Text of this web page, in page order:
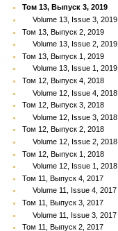
Том 13, Выпуск 3, 2019
Volume 13, Issue 3, 2019
Том 13, Выпуск 2, 2019
Volume 13, Issue 2, 2019
Том 13, Выпуск 1, 2019
Volume 13, Issue 1, 2019
Том 12, Выпуск 4, 2018
Volume 12, Issue 4, 2018
Том 12, Выпуск 3, 2018
Volume 12, Issue 3, 2018
Том 12, Выпуск 2, 2018
Volume 12, Issue 2, 2018
Том 12, Выпуск 1, 2018
Volume 12, Issue 1, 2018
Том 11, Выпуск 4, 2017
Volume 11, Issue 4, 2017
Том 11, Выпуск 3, 2017
Volume 11, Issue 3, 2017
Том 11, Выпуск 2, 2017